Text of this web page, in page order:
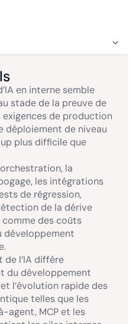
en interne semble
stade de la preuve de
de production
déploiement de niveau
plus difficile que
la
les intégrations
de régression,
de la dérive
des coûts
développement
de l’IA diffère
du développement
l’évolution rapide des
telles que les
agent, MCP et les